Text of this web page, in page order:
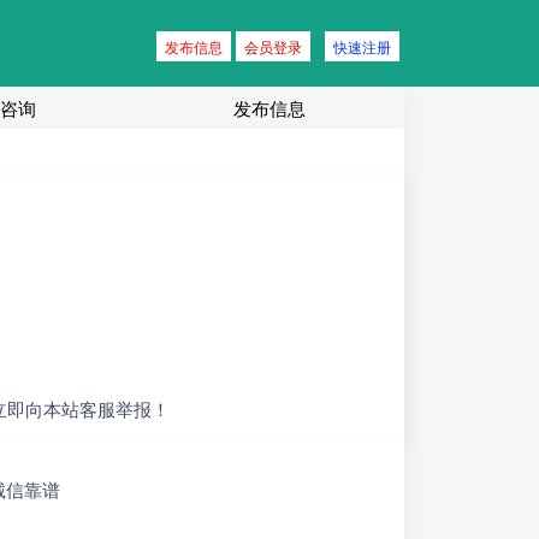
发布信息 会员登录 快速注册
询 发布信息
向本站客服举报！
信靠谱